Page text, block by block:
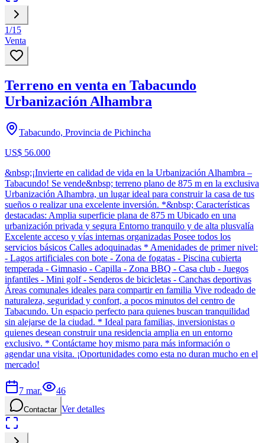
1/15
Venta
Terreno en venta en Tabacundo
Urbanización Alhambra
Tabacundo, Provincia de Pichincha
US$ 56.000
&nbsp;¡Invierte en calidad de vida en la Urbanización Alhambra –
Tabacundo! Se vende&nbsp; terreno plano de 875 m en la exclusiva
Urbanización Alhambra, un lugar ideal para construir la casa de tus
sueños o realizar una excelente inversión. *&nbsp; Características
destacadas: Amplia superficie plana de 875 m Ubicado en una
urbanización privada y segura Entorno tranquilo y de alta plusvalía
Excelente acceso y vías internas organizadas Posee todos los
servicios básicos Calles adoquinadas * Amenidades de primer nivel:
- Lagos artificiales con bote - Zona de fogatas - Piscina cubierta
temperada - Gimnasio - Capilla - Zona BBQ - Casa club - Juegos
infantiles - Mini golf - Senderos de bicicletas - Canchas deportivas
Áreas comunales ideales para compartir en familia Vive rodeado de
naturaleza, seguridad y confort, a pocos minutos del centro de
Tabacundo. Un espacio perfecto para quienes buscan tranquilidad
sin alejarse de la ciudad. * Ideal para familias, inversionistas o
quienes desean construir una residencia amplia en un entorno
exclusivo. * Contáctame hoy mismo para más información o
agendar una visita. ¡Oportunidades como esta no duran mucho en el
mercado!
7 mar. 46
Contactar Ver detalles